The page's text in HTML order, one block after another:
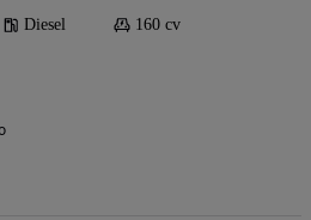
Diesel
160 cv